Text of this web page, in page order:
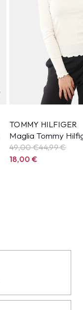
TOMMY HILFIGER
Maglia Tommy
49,00 €44,99€
18,00€